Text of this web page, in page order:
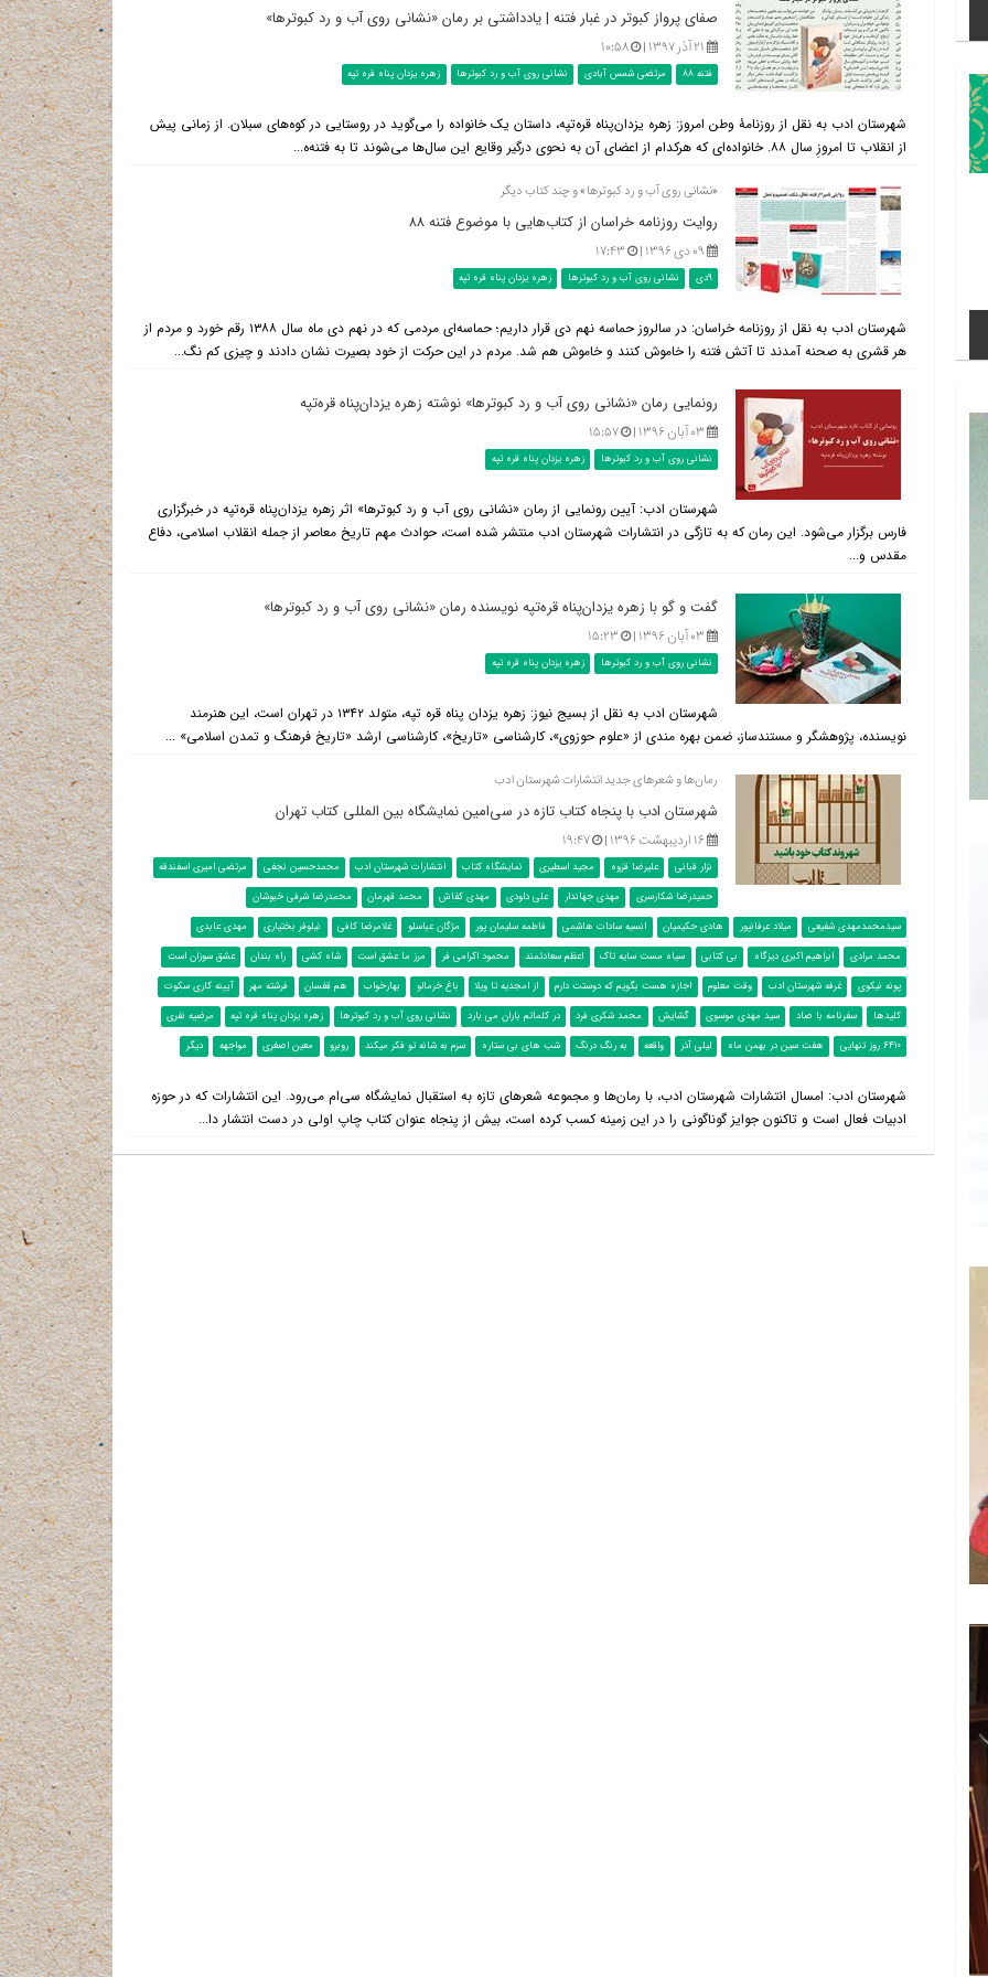
صفای پرواز کبوتر در غبار فتنه | یادداشتی بر رمان «نشانی روی آب و رد کبوترها»
۲۱ آذر ۱۳۹۷ | ۱۰:۵۸
فتنه 88 مرتضی شمس آبادی نشانی روی آب و رد کبوترها زهره یزدان پناه قره تپه
شهرستان ادب به نقل از روزنامۀ وطن امروز: زهره یزدان‌پناه قره‌تپه، داستان یک خانواده را می‌گوید در روستایی در کوه‌های سبلان. از زمانی پیش
از انقلاب تا امروزِ سال ۸۸. خانواده‌ای که هرکدام از اعضای آن به نحوی درگیر وقایع این سال‌ها می‌شوند تا به فتنه‌ه...
«نشانی روی آب و رد کبوترها» و چند کتاب دیگر
روایت روزنامه خراسان از کتاب‌هایی با موضوع فتنه ۸۸
۰۹ دی ۱۳۹۶ | ۱۷:۴۳
9دی نشانی روی آب و رد کبوترها زهره یزدان پناه قره تپه
شهرستان ادب به نقل از روزنامه خراسان: در سالروز حماسه نهم دی قرار داریم؛ حماسه‌ای مردمی که در نهم دی ماه سال ۱۳۸۸ رقم خورد و مردم از
هر قشری به صحنه آمدند تا آتش فتنه را خاموش کنند و خاموش هم شد. مردم در این حرکت از خود بصیرت نشان دادند و چیزی کم نگ...
رونمایی رمان «نشانی روی آب و رد کبوترها» نوشته زهره یزدان‌پناه قره‌تپه
۰۳ آبان ۱۳۹۶ | ۱۵:۵۷
نشانی روی آب و رد کبوترها زهره یزدان پناه قره تپه
شهرستان ادب: آیین رونمایی از رمان «نشانی روی آب و رد کبوترها» اثر زهره یزدان‌پناه قره‌تپه در خبرگزاری
فارس برگزار می‌شود. این رمان که به تازگی در انتشارات شهرستان ادب منتشر شده است، حوادث مهم تاریخ معاصر از جمله انقلاب اسلامی، دفاع
مقدس و...
گفت و گو با زهره یزدان‌پناه قره‌تپه نویسنده رمان «نشانی روی آب و رد کبوترها»
۰۳ آبان ۱۳۹۶ | ۱۵:۲۳
نشانی روی آب و رد کبوترها زهره یزدان پناه قره تپه
شهرستان ادب به نقل از بسیج نیوز: زهره يزدان پناه قره تپه، متولد ۱۳۴۲ در تهران است، این هنرمند
نويسنده، پژوهشگر و مستندساز، ضمن بهره مندی از «علوم حوزوی»، کارشناسی «تاریخ»، کارشناسی ارشد «تاریخ فرهنگ و تمدن اسلامی» ...
رمان‌ها و شعرهای جدید انتشارات شهرستان ادب
شهرستان ادب با پنجاه کتاب تازه در سی‌امین نمایشگاه بین المللی کتاب تهران
۱۶ اردیبهشت ۱۳۹۶ | ۱۹:۴۷
نزار قبانی علیرضا قزوه مجید اسطیری نمایشگاه کتاب انتشارات شهرستان ادب محمدحسین نجفی
مرتضی امیری اسفندقه
حمیدرضا شکارسری
مهدی جهاندار علی داودی مهدی کفاش محمد قهرمان
محمدرضا شرفی خبوشان
سیدمحمدمهدی شفیعی
میلاد عرفانپور هادی حکیمیان انسیه سادات هاشمی فاطمه سلیمان پور مژگان عباسلو غلامرضا کافی نیلوفر بختیاری
مهدی عابدی
محمد مرادی
ابراهیم اکبری دیزگاه بی کتابی سیاه مست سایه تاک اعظم سعادتمند محمود اکرامی فر مرز ما عشق است شاه کشی راه بندان
عشق سوزان است
پونه نیکوی
غرفه شهرستان ادب وقت معلوم اجازه هست بگویم که دوستت دارم از امجدیه تا ویلا باغ خرمالو بهارخواب هم قفسان فرشته مهر
آیینه کاری سکوت
کلیدها
سفرنامه با صاد سید مهدی موسوی گشایش محمد شکری فرد در کلماتم باران می بارد نشانی روی آب و رد کبوترها زهره یزدان پناه قره تپه
مرضیه نفری
6410 روز تنهایی
هفت سین در بهمن ماه لیلی آذر واقعه به رنگ درنگ شب های بی ستاره سرم به شانه تو فکر میکند روبرو معین اصغری مواجهه دیگر
شهرستان ادب: امسال انتشارات شهرستان ادب، با رمان‌ها و مجموعه شعرهای تازه به استقبال نمایشگاه سی‌ام می‌رود. این انتشارات که در حوزه
ادبیات فعال است و تاکنون جوایز گوناگونی را در این زمینه کسب کرده است، بیش از پنجاه عنوان کتاب چاپ اولی در دست انتشار دا...